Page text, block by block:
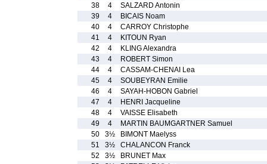
38
4
SALZARD Antonin
39
4
BICAIS Noam
40
4
CARROY Christophe
41
4
KITOUN Ryan
42
4
KLING Alexandra
43
4
ROBERT Simon
44
4
CASSAM-CHENAI Lea
45
4
SOUBEYRAN Emilie
46
4
SAYAH-HOBON Gabriel
47
4
HENRI Jacqueline
48
4
VAISSE Elisabeth
49
4
MARTIN BAUMGARTNER Samuel
50
3½
BIMONT Maelyss
51
3½
CHALANCON Franck
52
3½
BRUNET Max